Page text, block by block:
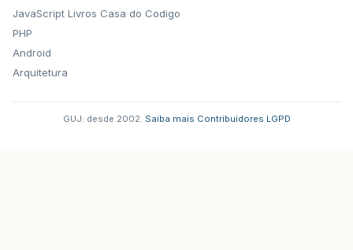
JavaScript
PHP
Android
Arquitetura
Livros Casa do Codigo
GUJ: desde 2002. Saiba mais Contribuidores LGPD